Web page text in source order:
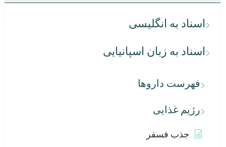
اسناد به انگلیسی
اسناد به زبان اسپانیایی
فهرست داروها
رژیم غذایی
جذب فسفر